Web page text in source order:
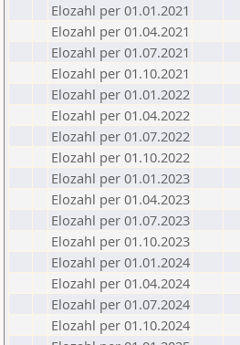
Elozahl per 01.01.2021
Elozahl per 01.04.2021
Elozahl per 01.07.2021
Elozahl per 01.10.2021
Elozahl per 01.01.2022
Elozahl per 01.04.2022
Elozahl per 01.07.2022
Elozahl per 01.10.2022
Elozahl per 01.01.2023
Elozahl per 01.04.2023
Elozahl per 01.07.2023
Elozahl per 01.10.2023
Elozahl per 01.01.2024
Elozahl per 01.04.2024
Elozahl per 01.07.2024
Elozahl per 01.10.2024